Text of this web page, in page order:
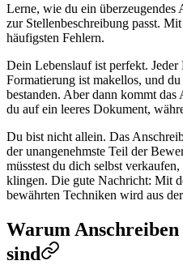
Lerne, wie du ein überzeugendes
zur Stellenbeschreibung passt.
häufigsten Fehlern.
Dein Lebenslauf ist perfekt.
Formatierung ist makellos, und du
bestanden. Aber dann kommt
du auf ein leeres Dokument,
Du bist nicht allein. Das
der unangenehmste Teil der
müsstest du dich selbst
klingen. Die gute Nachricht: Mit
bewährten Techniken wird aus
Warum
sind